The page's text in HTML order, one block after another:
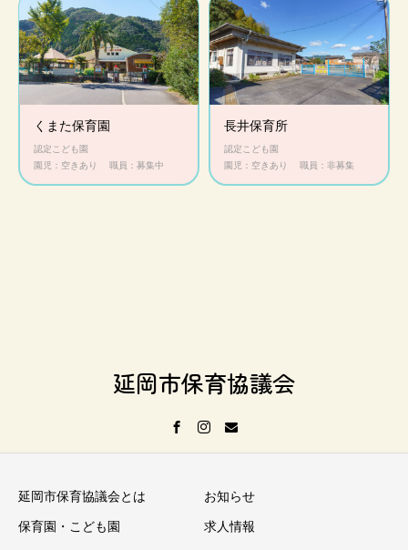
くまた保育園
認定こども園
園児：空きあり
職員：募集中
長井保育所
認定こども園
園児：空きあり
職員：非募集
延岡市保育協議会
延岡市保育協議会とは
お知らせ
保育園・こども園
求人情報